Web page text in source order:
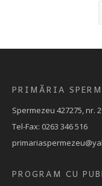
PRIMĂRIA
Spermezeu 427275, nr.
Tel-Fax: 0263 346 516
PROGRAM CU